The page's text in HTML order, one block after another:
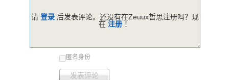
匿名身份
发表评论
请 登录 后发表评论。还没有在Zeuux哲思注册吗？现
在 注册 ！